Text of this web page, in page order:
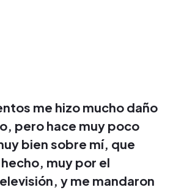
me hizo mucho daño
pero hace muy poco
bien sobre mí, que
muy por el
y me mandaron